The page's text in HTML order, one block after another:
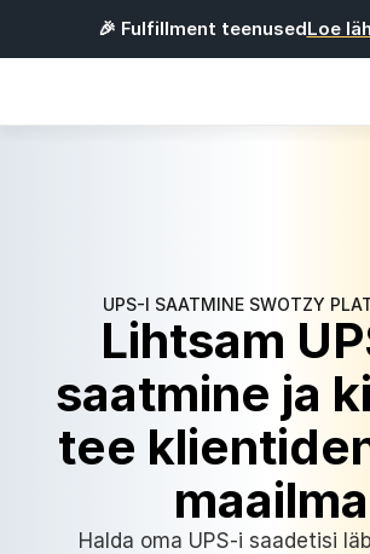
🎉 Fulfillment teenusedLoe
Logi s s s e
Re gis e eru
Eesti
UPS-I SAATMINE SWOTZY
Lihtsam
saatmine ja
tee
maailma
Halda oma UPS-i saadetisi